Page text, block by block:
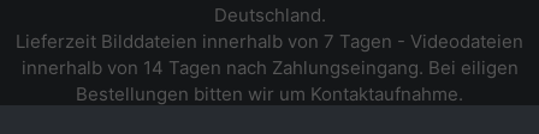
Deutschland.
Lieferzeit Bilddateien innerhalb von 7 Tagen - Videodateien
innerhalb von 14 Tagen nach Zahlungseingang. Bei eiligen
Bestellungen bitten wir um Kontaktaufnahme.